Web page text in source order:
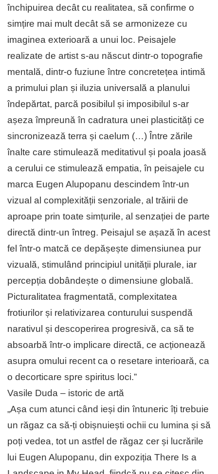
închipuirea decât cu realitatea, să confirme o
simțire mai mult decât să se armonizeze cu
imaginea exterioară a unui loc. Peisajele
realizate de artist s-au născut dintr-o topografie
mentală, dintr-o fuziune între concretețea intimă
a primului plan și iluzia universală a planului
îndepărtat, parcă posibilul și imposibilul s-ar
așeza împreună în cadratura unei plasticități ce
sincronizează terra și caelum (…) Între zările
înalte care stimulează meditativul și poala joasă
a cerului ce stimulează empatia, în peisajele cu
marca Eugen Alupopanu descindem într-un
vizual al complexității senzoriale, al trăirii de
aproape prin toate simțurile, al senzației de parte
directă dintr-un întreg. Peisajul se așază în acest
fel într-o matcă ce depășește dimensiunea pur
vizuală, stimulând principiul unității plurale, iar
percepția dobândește o dimensiune globală.
Picturalitatea fragmentată, complexitatea
frotiurilor și relativizarea conturului suspendă
narativul și descoperirea progresivă, ca să te
absoarbă într-o implicare directă, ce acționează
asupra omului recent ca o resetare interioară, ca
o decorticare spre spiritus loci.”
Vasile Duda – istoric de artă
„Așa cum atunci când ieși din întuneric îți trebuie
un răgaz ca să-ți obișnuiești ochii cu lumina și să
poți vedea, tot un astfel de răgaz cer și lucrările
lui Eugen Alupopanu, din expoziția There Is a